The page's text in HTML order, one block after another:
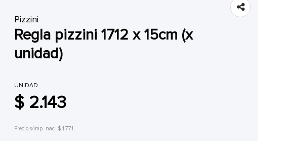
Pizzini
regla pizzini 1712 x 15cm (x
unidad)
UNIDAD
$ 2.143
Precio s/imp. nac. $ 1.771